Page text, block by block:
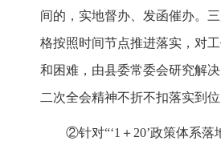
间的，实地督办、发函催办。
格按照时间节点推进落实，对
和困难，由县委常委会研究解
二次全会精神不折不扣落实到位
②针对“‘1＋20’政策体系落